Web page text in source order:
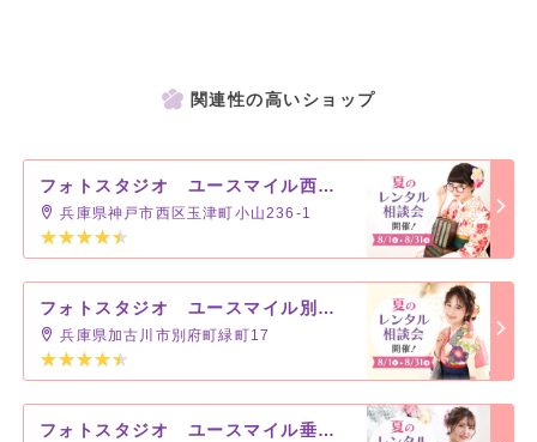
関連性の高いショップ
フォトスタジオ ユースマイル西神戸店
兵庫県神戸市西区玉津町小山236-1
フォトスタジオ ユースマイル別府店
兵庫県加古川市別府町緑町17
フォトスタジオ ユースマイル垂水店